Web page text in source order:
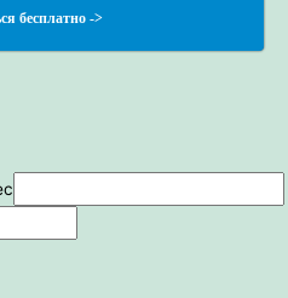
бесплатно ->